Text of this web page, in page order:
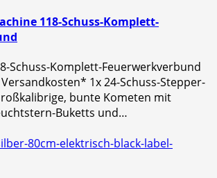
118-Schuss-Komplett-
Schuss-Komplett-Feuerwerkverbund
Versandkosten* 1x 24-Schuss-Stepper-
bunte Kometen mit
Buketts und…